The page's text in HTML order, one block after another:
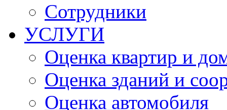
Сотрудники
УСЛУГИ
Оценка квартир и
Оценка зданий и
Оценка автомобиля